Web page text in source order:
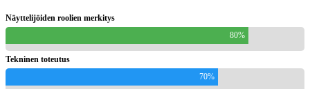
Näyttelijöiden roolien merkitys
80%
Tekninen toteutus
70%